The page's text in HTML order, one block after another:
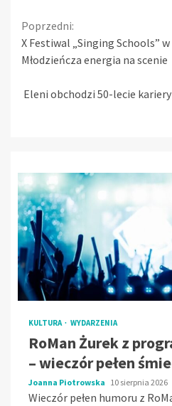
Continue
Reading
Poprzedni:
X Festiwal „Singing Schools” w
Młodzieńcza energia na scenie
Eleni obchodzi 50-lecie
KULTURA WYDARZENIA
RoMan Żurek z
– wieczór pełen
Joanna Piotrowska 10 sierpnia 2026
Wieczór pełen humoru z